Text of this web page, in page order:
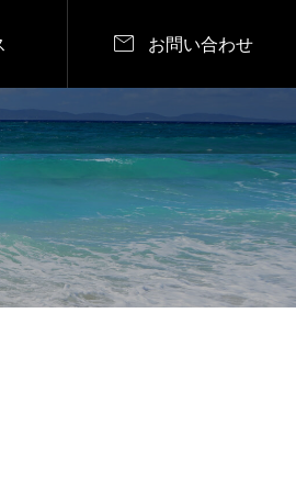
 お問い合わせ